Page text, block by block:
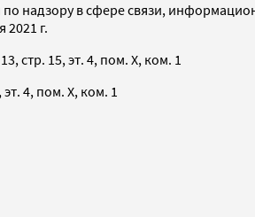
надзору в сфере связи,
г.
стр. 15, эт. 4, пом. X, ком. 1
4, пом. X, ком. 1